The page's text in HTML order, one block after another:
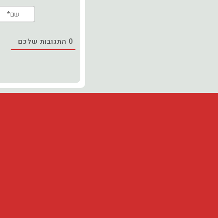
0 התגובות שלכם